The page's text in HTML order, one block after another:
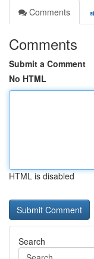
Comments
Comments
Submit a Comment
No HTML
HTML is disabled
Search